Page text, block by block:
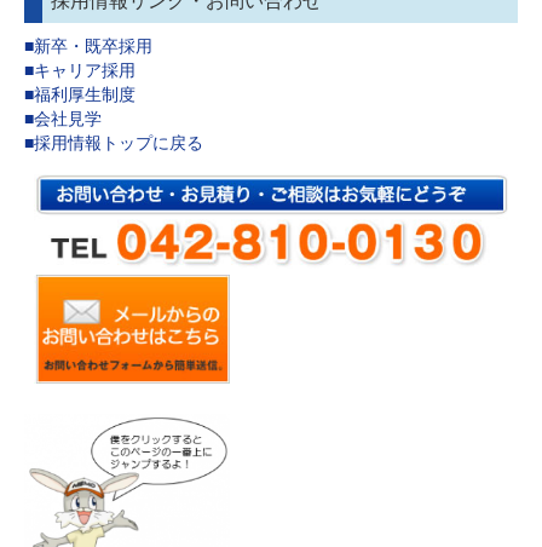
■新卒・既卒採用
■キャリア採用
■福利厚生制度
■会社見学
■採用情報トップに戻る